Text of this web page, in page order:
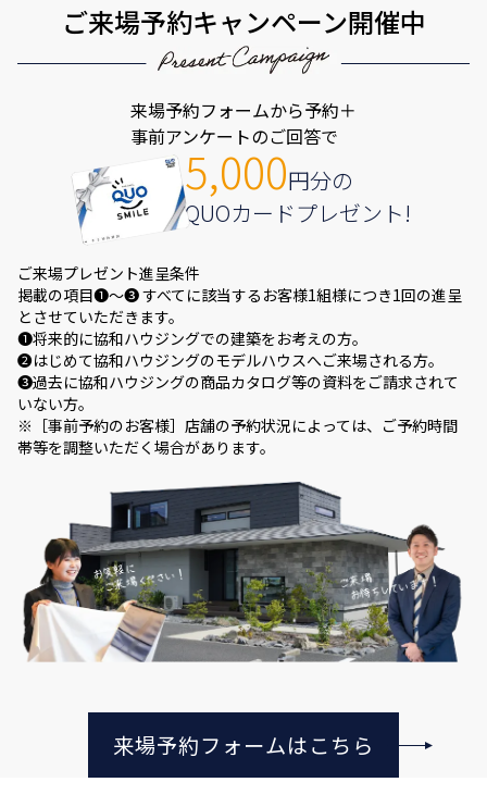
ご来場予約キャンペーン開催中
5,000円分の
QUOカードプレゼント!
来場予約フォームから予約＋
事前アンケートのご回答で
ご来場プレゼント進呈条件
掲載の項目❶～❸ すべてに該当するお客様1組様につき1回の進呈
とさせていただきます。
❶将来的に協和ハウジングでの建築をお考えの方。
❷はじめて協和ハウジングのモデルハウスへご来場される方。
❸過去に協和ハウジングの商品カタログ等の資料をご請求されて
いない方。
※［事前予約のお客様］店舗の予約状況によっては、ご予約時間
帯等を調整いただく場合があります。
来場予約フォームはこちら